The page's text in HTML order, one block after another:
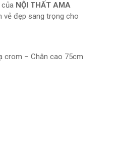
của NỘI THẤT AMA
vẻ đẹp sang trọng cho
crom – Chân cao 75cm